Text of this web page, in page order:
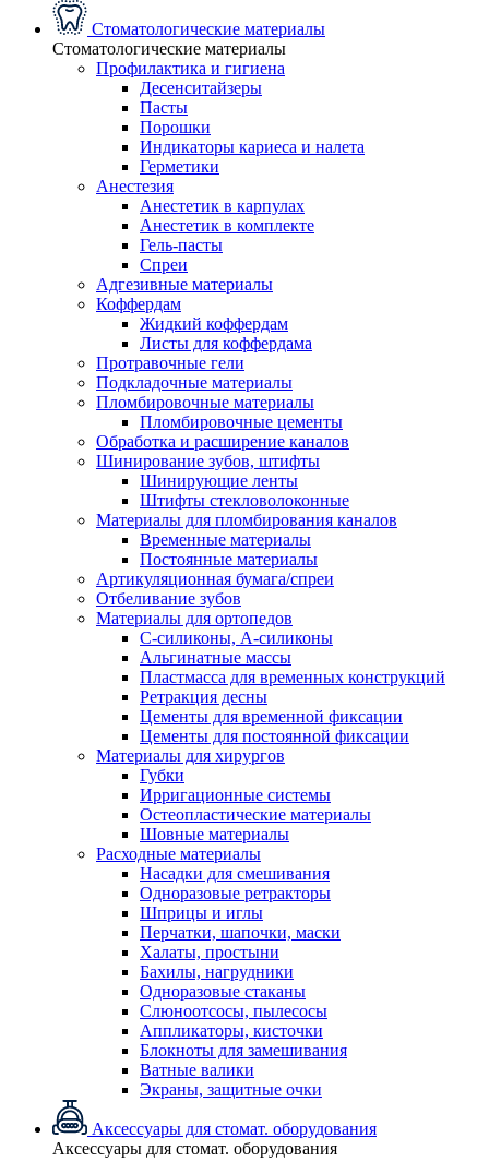
Стоматологические материалы
Стоматологические материалы
Профилактика и гигиена
Десенситайзеры
Пасты
Порошки
Индикаторы кариеса и налета
Герметики
Анестезия
Анестетик в карпулах
Анестетик в комплекте
Гель-пасты
Спреи
Адгезивные материалы
Коффердам
Жидкий коффердам
Листы для коффердама
Протравочные гели
Подкладочные материалы
Пломбировочные материалы
Пломбировочные цементы
Обработка и расширение каналов
Шинирование зубов, штифты
Шинирующие ленты
Штифты стекловолоконные
Материалы для пломбирования каналов
Временные материалы
Постоянные материалы
Артикуляционная бумага/спреи
Отбеливание зубов
Материалы для ортопедов
C-силиконы, А-силиконы
Альгинатные массы
Пластмасса для временных конструкций
Ретракция десны
Цементы для временной фиксации
Цементы для постоянной фиксации
Материалы для хирургов
Губки
Ирригационные системы
Остеопластические материалы
Шовные материалы
Расходные материалы
Насадки для смешивания
Одноразовые ретракторы
Шприцы и иглы
Перчатки, шапочки, маски
Халаты, простыни
Бахилы, нагрудники
Одноразовые стаканы
Слюноотсосы, пылесосы
Аппликаторы, кисточки
Блокноты для замешивания
Ватные валики
Экраны, защитные очки
Аксессуары для стомат. оборудования
Аксессуары для стомат. оборудования